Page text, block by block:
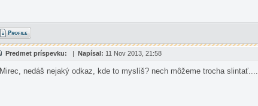
Predmet príspevku: | Napísal: 11 Nov 2013, 21:58
Mirec, nedáš nejaký odkaz, kde to myslíš? nech môžeme trocha slintať....